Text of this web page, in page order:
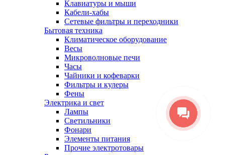
Клавиатуры и мыши
Кабели-хабы
Сетевые фильтры и переходники
Бытовая техника
Климатическое оборудование
Весы
Микроволновые печи
Часы
Чайники и кофеварки
Фильтры и кулеры
Фены
Электрика и свет
Лампы
Светильники
Фонари
Элементы питания
Прочие электротовары